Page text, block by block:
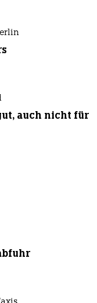
auch nicht für